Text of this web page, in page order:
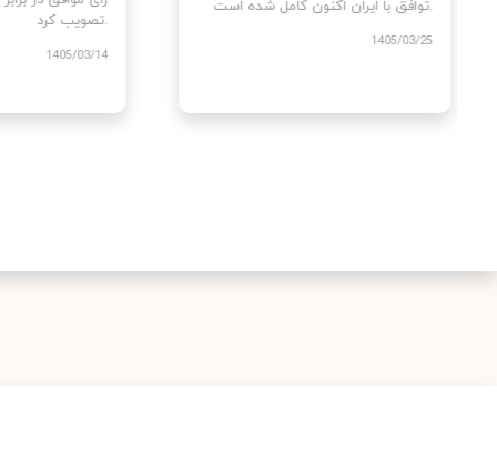
توافق با ایران اکنون کامل شده است.